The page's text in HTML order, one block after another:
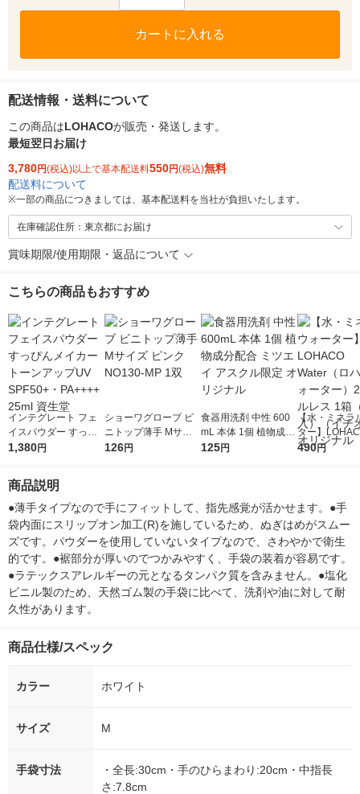
カートに入れる
配送情報・送料について
この商品はLOHACOが販売・発送します。
最短翌日お届け
3,780円(税込)以上で基本配送料550円(税込)無料
配送料について
※一部の商品につきましては、基本配送料を当社が負担いたします。
在庫確認住所：東京都にお届け
賞味期限/使用期限・返品について
こちらの商品もおすすめ
インテグレート フェ
イスパウダー すっぴ
んメイカー トーンア
1,380円
ショーワグローブ ビ
ニトップ薄手 Mサイ
ズ ピンク NO130-MP
126円
食器用洗剤 中性 600
mL 本体 1個 植物成分
配合 ミツエイ アスク
125円
【水・ミネラ
ター】
r（ロハコウ
490円
商品説明
●薄手タイプなので手にフィットして、指先感覚が活かせます。●手
袋内面にスリップオン加工(R)を施しているため、ぬぎはめがスムー
ズです。パウダーを使用していないタイプなので、さわやかで衛生
的です。●裾部分が厚いのでつかみやすく、手袋の装着が容易です。
●ラテックスアレルギーの元となるタンパク質を含みません。●塩化
ビニル製のため、天然ゴム製の手袋に比べて、洗剤や油に対して耐
久性があります。
商品仕様/スペック
カラー ホワイト
サイズ M
手袋寸法
・全長:30cm・手のひらまわり:20cm・中指長
さ:7.8cm